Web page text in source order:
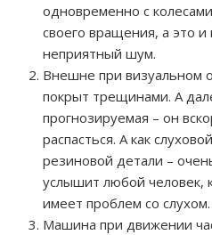
одновременно с
своего вращения, а это
неприятный шум.
Внешне при визуальном
покрыт трещинами. А
прогнозируемая – он
распасться. А как
резиновой детали –
услышит любой человек,
имеет проблем со слухом.
Машина при движении